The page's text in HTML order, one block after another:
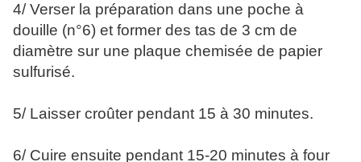
4/ Verser la préparation dans une poche à
douille (n°6) et former des tas de 3 cm de
diamètre sur une plaque chemisée de papier
sulfurisé.
5/ Laisser croûter pendant 15 à 30 minutes.
6/ Cuire ensuite pendant 15-20 minutes à four